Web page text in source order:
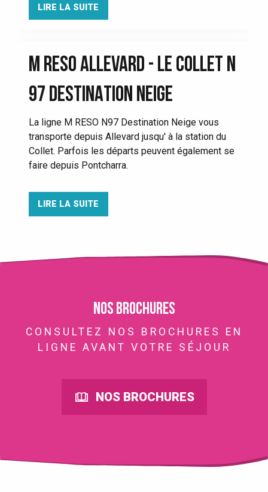
LIRE LA SUITE
M RESO ALLEVARD - LE COLLET N
97 DESTINATION NEIGE
La ligne M RESO N97 Destination Neige vous
transporte depuis Allevard jusqu' à la station du
Collet. Parfois les départs peuvent également se
faire depuis Pontcharra.
LIRE LA SUITE
Nos brochures
CONSULTEZ NOS BROCHURES EN
LIGNE AVANT VOTRE SÉJOUR
NOS BROCHURES